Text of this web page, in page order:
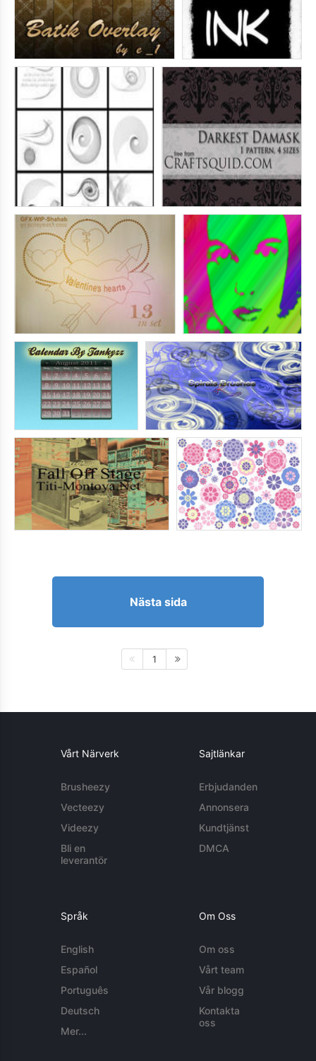
Nästa sida
1
Vårt Närverk
Brusheezy
Vecteezy
Videezy
Bli en
leverantör
Sajtlänkar
Erbjudanden
Annonsera
Kundtjänst
DMCA
Språk
English
Español
Português
Deutsch
Mer...
Om Oss
Om oss
Vårt team
Vår blogg
Kontakta
oss